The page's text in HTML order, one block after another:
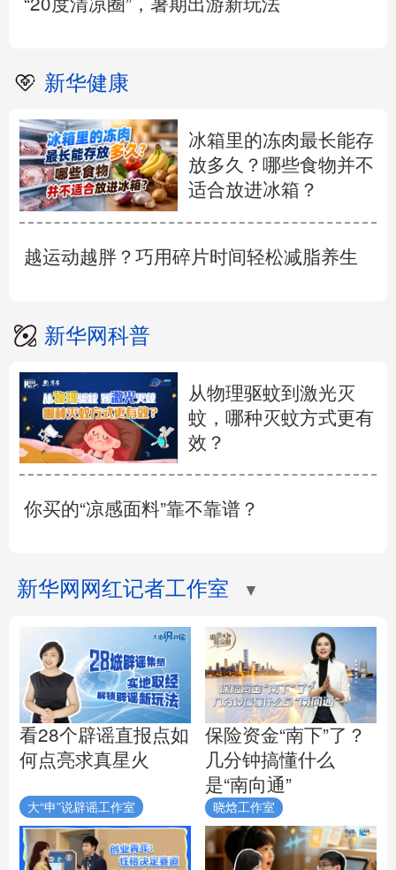
“20度清凉圈”，暑期出游新玩法
新华健康
冰箱里的冻肉最长能存
放多久？哪些食物并不
适合放进冰箱？
越运动越胖？巧用碎片时间轻松减脂养生
新华网科普
从物理驱蚊到激光灭
蚊，哪种灭蚊方式更有
效？
你买的“凉感面料”靠不靠谱？
新华网网红记者工作室 ▼
看28个辟谣直报点如
何点亮求真星火
大“申”说辟谣工作室
保险资金“南下”了？
几分钟搞懂什么
是“南向通”
晓焓工作室